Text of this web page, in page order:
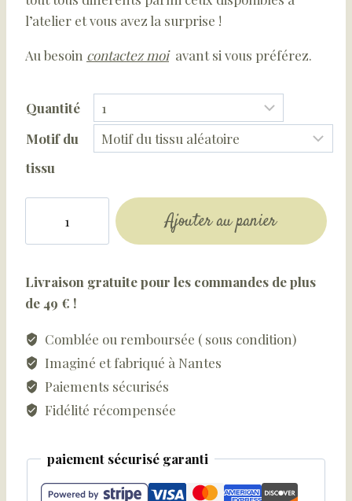
l’atelier et vous avez la surprise !
Au besoin contactez moiavant si vous préférez.
Quantité
Motif du
tissu
Essuie-
lavable
rouleau
avec
des
pressions
Ajouter au panier
Livraison gratuite pour les commandes de plus
de 49 € !
Comblée ou remboursée ( sous condition)
Imaginé et fabriqué à Nantes
Paiements sécurisés
Fidélité récompensée
paiement sécurisé garanti